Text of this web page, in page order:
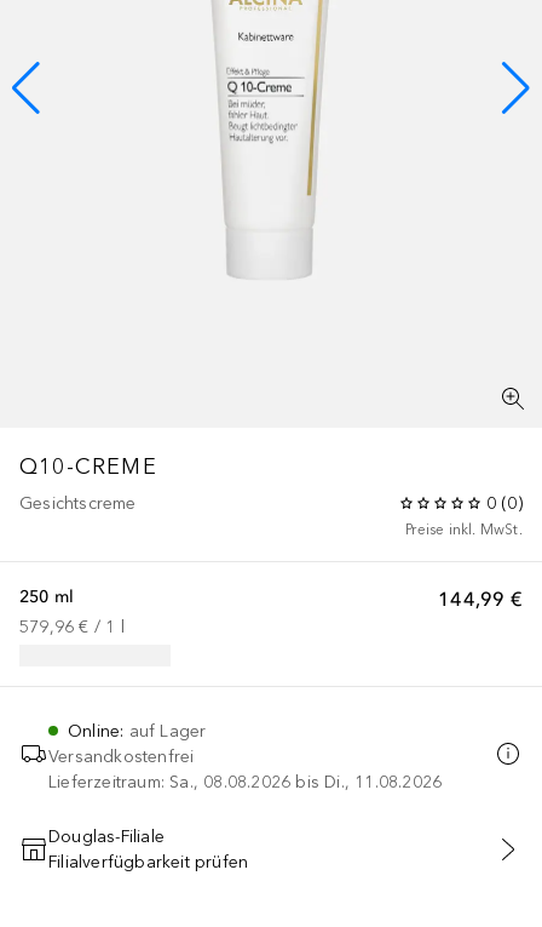
Q10-CREME
Gesichtscreme 0 (0)
Preise inkl. MwSt.
144,99 €
250 ml
579,96 € / 1
Online: auf Lager
Versandkostenfrei
Lieferzeitraum: Sa., 08.08.2026 bis Di., 11.08.2026
IN DEN WARENKORB
Douglas-Filiale
Filialverfügbarkeit prüfen